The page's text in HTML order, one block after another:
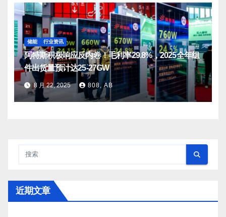
储能 行业资讯
阿特斯积极响应反内卷！毛利率29.8%，2025全年组
件出货量预计达25-27GW
8 月 22, 2025 808, AB
近期文章